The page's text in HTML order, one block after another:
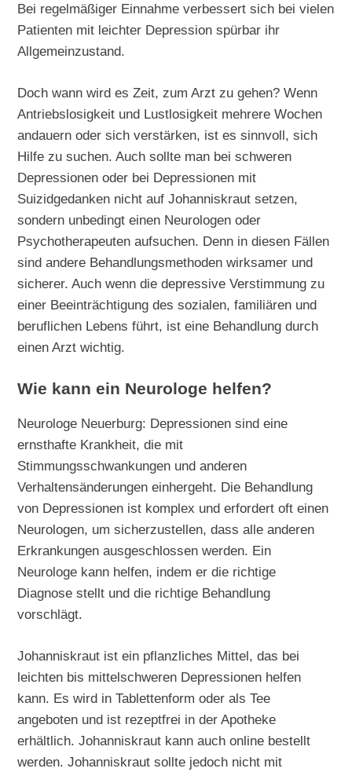
Bei regelmäßiger Einnahme verbessert sich bei vielen
Patienten mit leichter Depression spürbar ihr
Allgemeinzustand.
Doch wann wird es Zeit, zum Arzt zu gehen? Wenn
Antriebslosigkeit und Lustlosigkeit mehrere Wochen
andauern oder sich verstärken, ist es sinnvoll, sich
Hilfe zu suchen. Auch sollte man bei schweren
Depressionen oder bei Depressionen mit
Suizidgedanken nicht auf Johanniskraut setzen,
sondern unbedingt einen Neurologen oder
Psychotherapeuten aufsuchen. Denn in diesen Fällen
sind andere Behandlungsmethoden wirksamer und
sicherer. Auch wenn die depressive Verstimmung zu
einer Beeinträchtigung des sozialen, familiären und
beruflichen Lebens führt, ist eine Behandlung durch
einen Arzt wichtig.
Wie kann ein Neurologe helfen?
Neurologe Neuerburg: Depressionen sind eine
ernsthafte Krankheit, die mit
Stimmungsschwankungen und anderen
Verhaltensänderungen einhergeht. Die Behandlung
von Depressionen ist komplex und erfordert oft einen
Neurologen, um sicherzustellen, dass alle anderen
Erkrankungen ausgeschlossen werden. Ein
Neurologe kann helfen, indem er die richtige
Diagnose stellt und die richtige Behandlung
vorschlägt.
Johanniskraut ist ein pflanzliches Mittel, das bei
leichten bis mittelschweren Depressionen helfen
kann. Es wird in Tablettenform oder als Tee
angeboten und ist rezeptfrei in der Apotheke
erhältlich. Johanniskraut kann auch online bestellt
werden. Johanniskraut sollte jedoch nicht mit